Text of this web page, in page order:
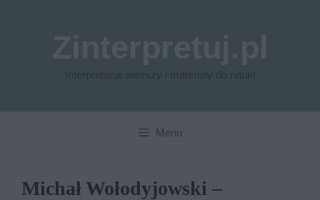
Menu
Michał Wołodyjowski –